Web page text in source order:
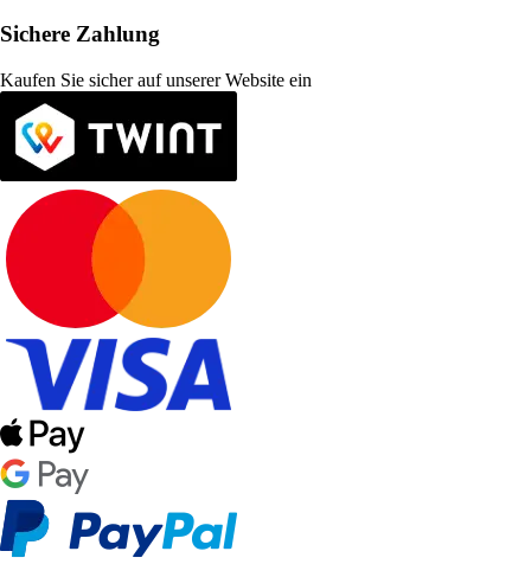
Sichere Zahlung
Kaufen Sie sicher auf unserer Website ein